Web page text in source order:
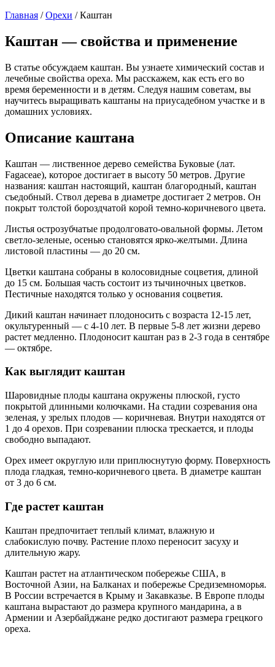
Главная /Орехи /Каштан
Каштан — свойства и применение
В статье обсуждаем каштан. Вы узнаете химический состав и
лечебные свойства ореха. Мы расскажем, как есть его во
время беременности и в детям. Следуя нашим советам, вы
научитесь выращивать каштаны на приусадебном участке и в
домашних условиях.
Описание каштана
Каштан — лиственное дерево семейства Буковые (лат.
Fagaceae), которое достигает в высоту 50 метров. Другие
названия: каштан настоящий, каштан благородный, каштан
съедобный. Ствол дерева в диаметре достигает 2 метров. Он
покрыт толстой бороздчатой корой темно-коричневого цвета.
Листья острозубчатые продолговато-овальной формы. Летом
светло-зеленые, осенью становятся ярко-желтыми. Длина
листовой пластины — до 20 см.
Цветки каштана собраны в колосовидные соцветия, длиной
до 15 см. Большая часть состоит из тычиночных цветков.
Пестичные находятся только у основания соцветия.
Дикий каштан начинает плодоносить с возраста 12-15 лет,
окультуренный — с 4-10 лет. В первые 5-8 лет жизни дерево
растет медленно. Плодоносит каштан раз в 2-3 года в сентябре
— октябре.
Как выглядит каштан
Шаровидные плоды каштана окружены плюской, густо
покрытой длинными колючками. На стадии созревания она
зеленая, у зрелых плодов — коричневая. Внутри находятся от
1 до 4 орехов. При созревании плюска трескается, и плоды
свободно выпадают.
Орех имеет округлую или приплюснутую форму. Поверхность
плода гладкая, темно-коричневого цвета. В диаметре каштан
от 3 до 6 см.
Где растет каштан
Каштан предпочитает теплый климат, влажную и
слабокислую почву. Растение плохо переносит засуху и
длительную жару.
Каштан растет на атлантическом побережье США, в
Восточной Азии, на Балканах и побережье Средиземноморья.
В России встречается в Крыму и Закавказье. В Европе плоды
каштана вырастают до размера крупного мандарина, а в
Армении и Азербайджане редко достигают размера грецкого
ореха.